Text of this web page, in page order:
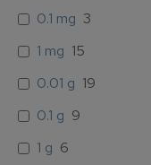
0.1 mg 3
1 mg 15
0.01 g 19
0.1 g 9
1 g 6